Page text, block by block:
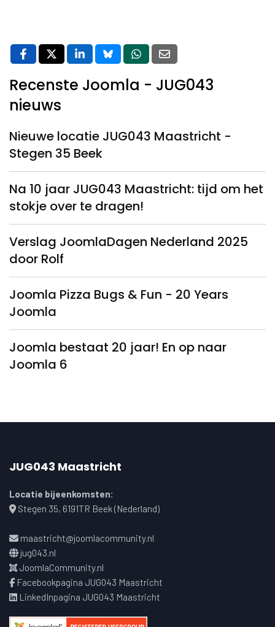
Recenste Joomla - JUG043
nieuws
Nieuwe locatie JUG043 Maastricht -
Stegen 35 Beek
Na 10 jaar JUG043 Maastricht: tijd om het
stokje over te dragen!
Verslag JoomlaDagen Nederland 2025
door Rolf
Joomla Pizza Bugs & Fun - 20 Years
Joomla
Joomla bestaat 20 jaar! En op naar
Joomla 6
JUG043 Maastricht
Locatie bijeenkomsten:
Stegen 35, 6191TR Beek (Nederland)
maastricht@joomlacommunity.nl
jug043.nl
JoomlaCommunity.nl
Facebookpagina JUG043 Maastricht
LinkedInpagina JUG043 Maastricht